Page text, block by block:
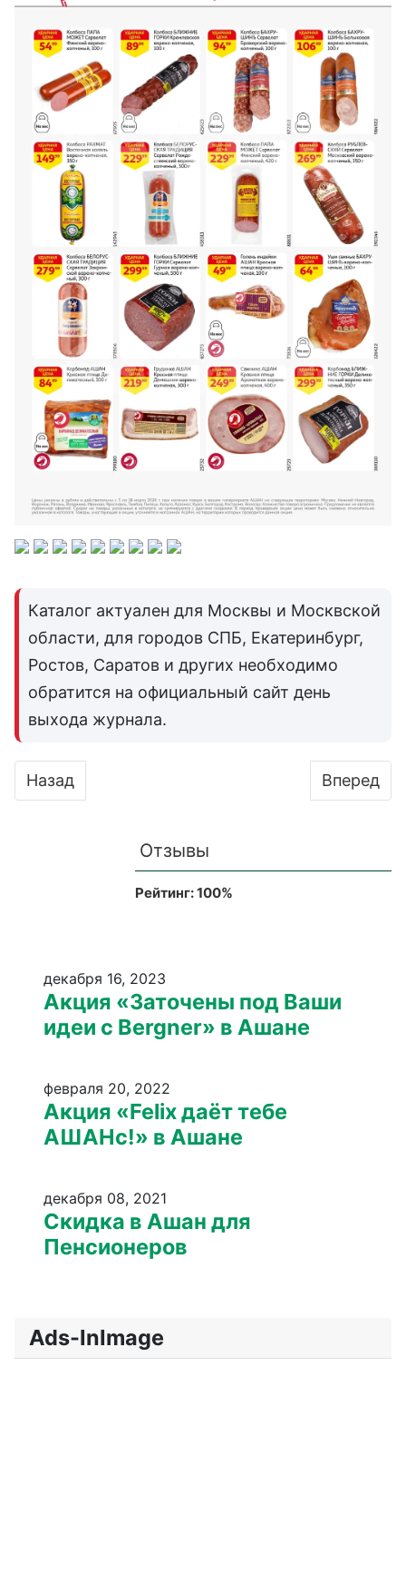
Каталог актуален для Москвы и Москвской
области, для городов СПБ, Екатеринбург,
Ростов, Саратов и других необходимо
обратится на официальный сайт день
выхода журнала.
Предыдущий: Каталог Ашан с 19 марта 2026
Назад Вперед
Отзывы
Рейтинг:100%
декабря 16, 2023
Акция «Заточены под Ваши
идеи с Bergner» в Ашане
февраля 20, 2022
Акция «Felix даёт тебе
АШАНс!» в Ашане
декабря 08, 2021
Скидка в Ашан для
Пенсионеров
Ads-InImage